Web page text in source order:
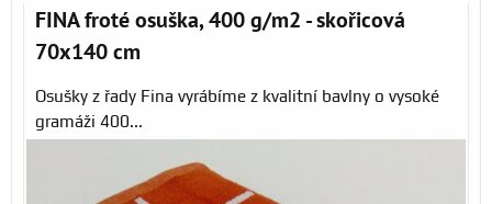
FINA froté osuška, 400 g/m2 - skořicová
70x140 cm
Osušky z řady Fina vyrábíme z kvalitní bavlny o vysoké
gramáži 400...